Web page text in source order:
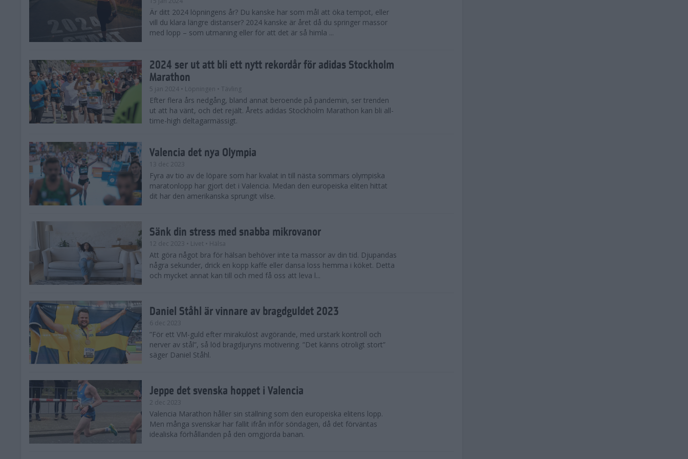
Är ditt 2024 löpningens år? Du kanske har som mål att öka tempot, eller
vill du klara längre distanser? 2024 kanske är året då du springer massor
med lopp – som utmaning eller för att det är så himla ...
2024 ser ut att bli ett nytt rekordår för adidas Stockholm
Marathon
5 jan 2024 • Löpningen • Tävling
Efter flera års nedgång, bland annat beroende på pandemin, ser trenden
ut att ha vänt, och det rejält. Årets adidas Stockholm Marathon kan bli all-
time-high deltagarmässigt.
Valencia det nya Olympia
13 dec 2023
Fyra av tio av de löpare som har kvalat in till nästa sommars olympiska
maratonlopp har gjort det i Valencia. Medan den europeiska eliten hittat
dit har den amerikanska sprungit vilse.
Sänk din stress med snabba mikrovanor
12 dec 2023 • Livet • Hälsa
Att göra något bra för hälsan behöver inte ta massor av din tid. Djupandas
några sekunder, drick en kopp kaffe eller dansa loss hemma i köket. Detta
och mycket annat kan till och med få oss att leva l...
Daniel Ståhl är vinnare av bragdguldet 2023
6 dec 2023
”För ett VM-guld efter mirakulöst avgörande, med urstark kontroll och
nerver av stål”, så löd bragdjuryns motivering. ”Det känns otroligt stort”
säger Daniel Ståhl.
Jeppe det svenska hoppet i Valencia
2 dec 2023
Valencia Marathon håller sin ställning som den europeiska elitens lopp.
Men många svenskar har fallit ifrån inför söndagen, då det förväntas
idealiska förhållanden på den omgjorda banan.